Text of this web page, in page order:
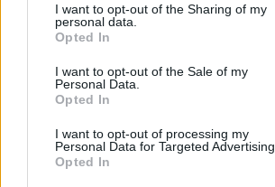
I want to opt-out of the Sharing of my
personal data.
Opted In
I want to opt-out of the Sale of my
Personal Data.
Opted In
I want to opt-out of processing my
Personal Data for Targeted Advertising.
Opted In